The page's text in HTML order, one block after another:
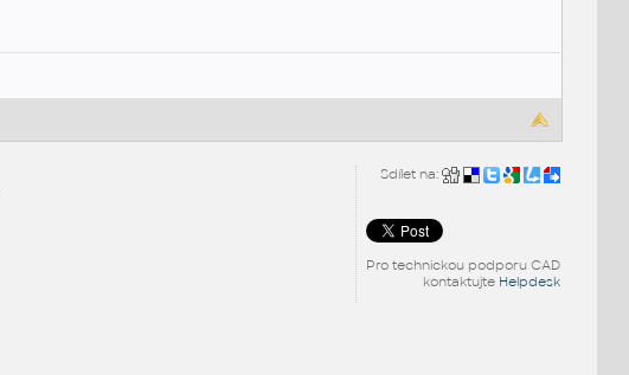
Sdílet na:
Pro technickou podporu CAD
kontaktujte Helpdesk